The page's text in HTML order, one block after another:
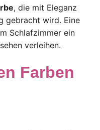
, die mit Eleganz
gebracht wird. Eine
Schlafzimmer ein
verleihen.
Farben